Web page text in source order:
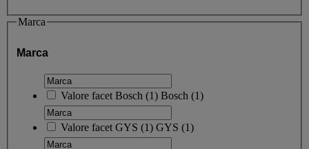
Marca
Marca
Valore facet Bosch (1) Bosch (1)
Valore facet GYS (1) GYS (1)